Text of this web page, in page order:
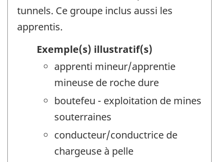
tunnels. Ce groupe inclus aussi les
apprentis.
Exemple(s) illustratif(s)
apprenti mineur/apprentie
mineuse de roche dure
boutefeu - exploitation de mines
souterraines
conducteur/conductrice de
chargeuse à pelle